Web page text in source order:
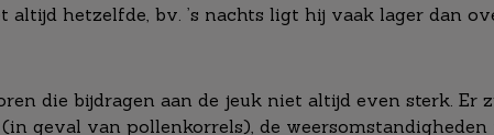
hetzelfde, bv. ’s nachts ligt hij vaak lager dan
die bijdragen aan de jeuk niet altijd even sterk. Er
geval van pollenkorrels), de weersomstandigheden